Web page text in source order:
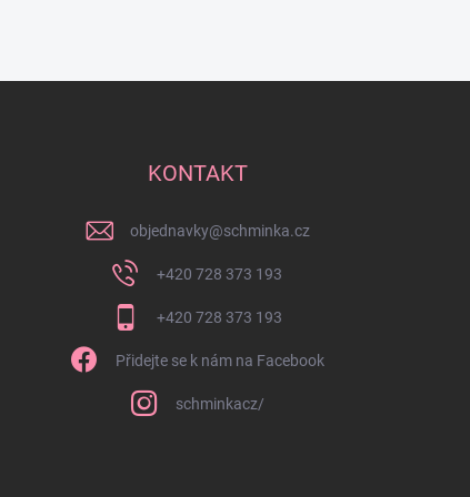
KONTAKT
objednavky@schminka.cz
+420 728 373 193
+420 728 373 193
Přidejte se k nám na Facebook
schminkacz/